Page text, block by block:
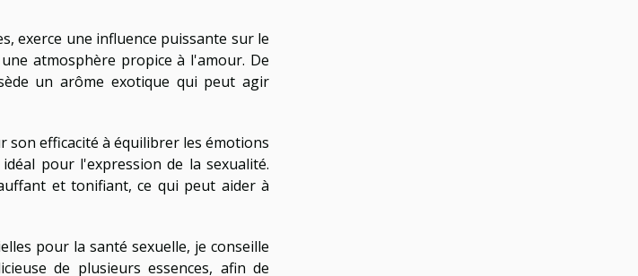
exerce une influence puissante sur le
atmosphère propice à l'amour. De
un arôme exotique qui peut agir
son efficacité à équilibrer les émotions
pour l'expression de la sexualité.
et tonifiant, ce qui peut aider à
pour la santé sexuelle, je conseille
de plusieurs essences, afin de